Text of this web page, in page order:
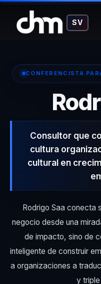
SV
CONFERENCISTA
Consultor que
cultura
cultural en
Rodrigo Saa conecta
negocio desde una
de impacto, sino de
inteligente de construir
a organizaciones a
y